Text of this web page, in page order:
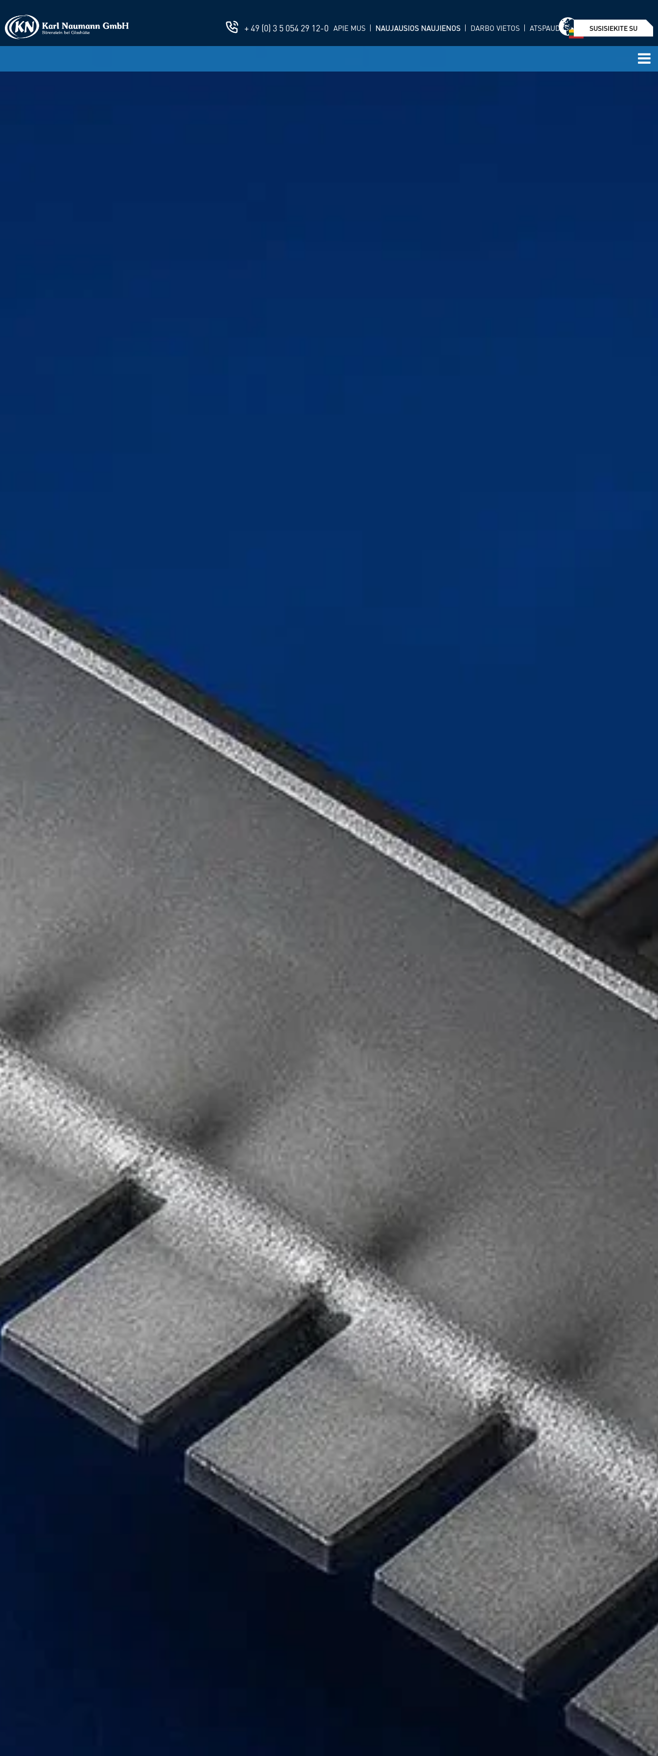
+ 49 (0) 3 5 054 29 12-0 APIE MUS NAUJAUSIOS NAUJIENOS DARBO VIETOS ATSPAUDAS SUSISIEKITE SU